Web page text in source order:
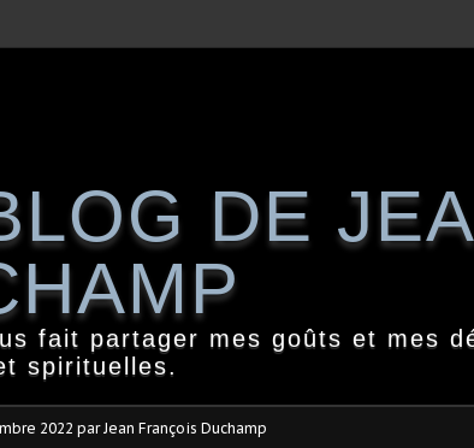
DE
fait partager mes goûts et mes
spirituelles.
2022 par Jean François Duchamp